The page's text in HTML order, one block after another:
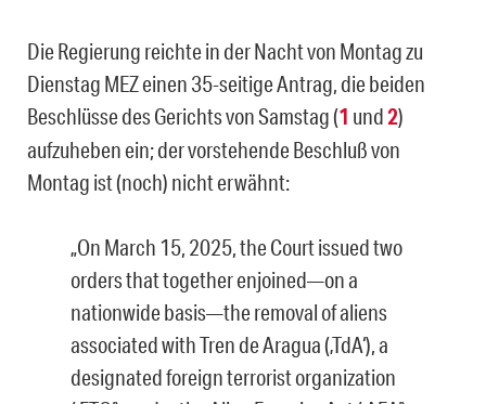
Die Regierung reichte in der Nacht von Montag zu
Dienstag MEZ einen 35-seitige Antrag, die beiden
Beschlüsse des Gerichts von Samstag (1 und2)
aufzuheben ein; der vorstehende Beschluß von
Montag ist (noch) nicht erwähnt:
„On March 15, 2025, the Court issued two
orders that together enjoined—on a
nationwide basis—the removal of aliens
associated with Tren de Aragua (‚TdA‘), a
designated foreign terrorist organization